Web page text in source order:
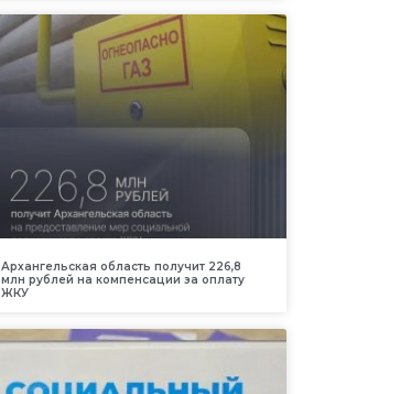
Архангельская область получит 226,8
млн рублей на компенсации за оплату
ЖКУ